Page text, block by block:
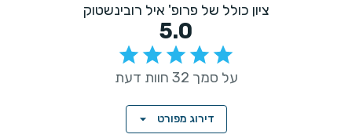
ציון כולל של פרופ' איל רובינשטוק
5.0
על סמך 32 חוות דעת
דירוג מפורט